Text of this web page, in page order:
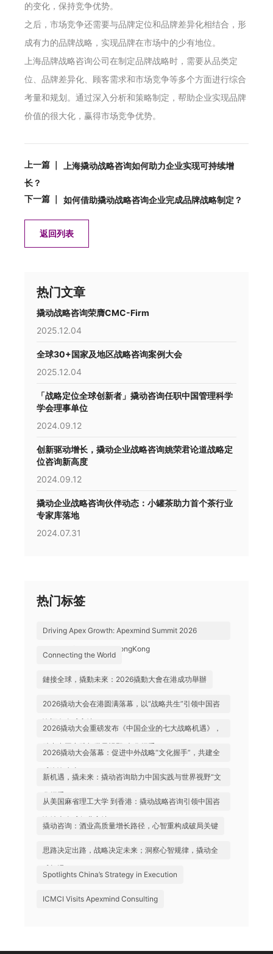
的变化，保持竞争优势。
之后，市场竞争还需要与品牌定位和品牌差异化相结合，形
成有力的品牌战略，实现品牌在市场中的少有地位。
上海品牌战略咨询公司在制定品牌战略时，需要从品类定
位、品牌差异化、顾客需求和市场竞争等多个方面进行综合
考量和规划。通过深入分析和策略制定，帮助企业实现品牌
价值的很大化，赢得市场竞争优势。
上一篇 ｜
上海撬动战略咨询如何助力企业实现可持续增
长？
下一篇 ｜
如何借助撬动战略咨询企业完成品牌战略制定？
返回列表
热门文章
撬动战略咨询荣膺CMC-Firm
2025.12.04
全球30+国家及地区战略咨询案例大会
2025.12.04
「战略定位全球创新者」撬动咨询任职中国管理科学
学会理事单位
2024.09.12
创新驱动增长，撬动企业战略咨询姚荣君论道战略定
位咨询新高度
2024.09.12
撬动企业战略咨询伙伴动态：小罐茶助力首个茶行业
专家库落地
2024.07.31
热门标签
Driving Apex Growth: Apexmind Summit 2026
Successfully Held in HongKong
Connecting the World
鏈接全球，撬動未來：2026撬動大會在港成功舉辦
2026撬动大会在港圆满落幕，以“战略共生”引领中国咨
询迈向全球高地
2026撬动大会重磅发布《中国企业的七大战略机遇》，
助力中国实践与世界视野“文化握手”
2026撬动大会落幕：促进中外战略“文化握手”，共建全
球咨询生态
新机遇，撬未来：撬动咨询助力中国实践与世界视野“文
化握手”
从美国麻省理工大学 到香港：撬动战略咨询引领中国咨
询站上全球行业高地
撬动咨询：酒业高质量增长路径，心智重构成破局关键
思路决定出路，战略决定未来；洞察心智规律，撬动全
球机遇
Spotlights China’s Strategy in Execution
ICMCI Visits Apexmind Consulting